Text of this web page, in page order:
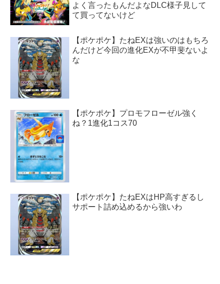
よく言ったもんだよなDLC様子見して
て買ってないけど
【ポケポケ】たねEXは強いのはもちろ
んだけど今回の進化EXが不甲斐ないよ
な
【ポケポケ】プロモフローゼル強く
ね？1進化1コス70
【ポケポケ】たねEXはHP高すぎるし
サポート詰め込めるから強いわ